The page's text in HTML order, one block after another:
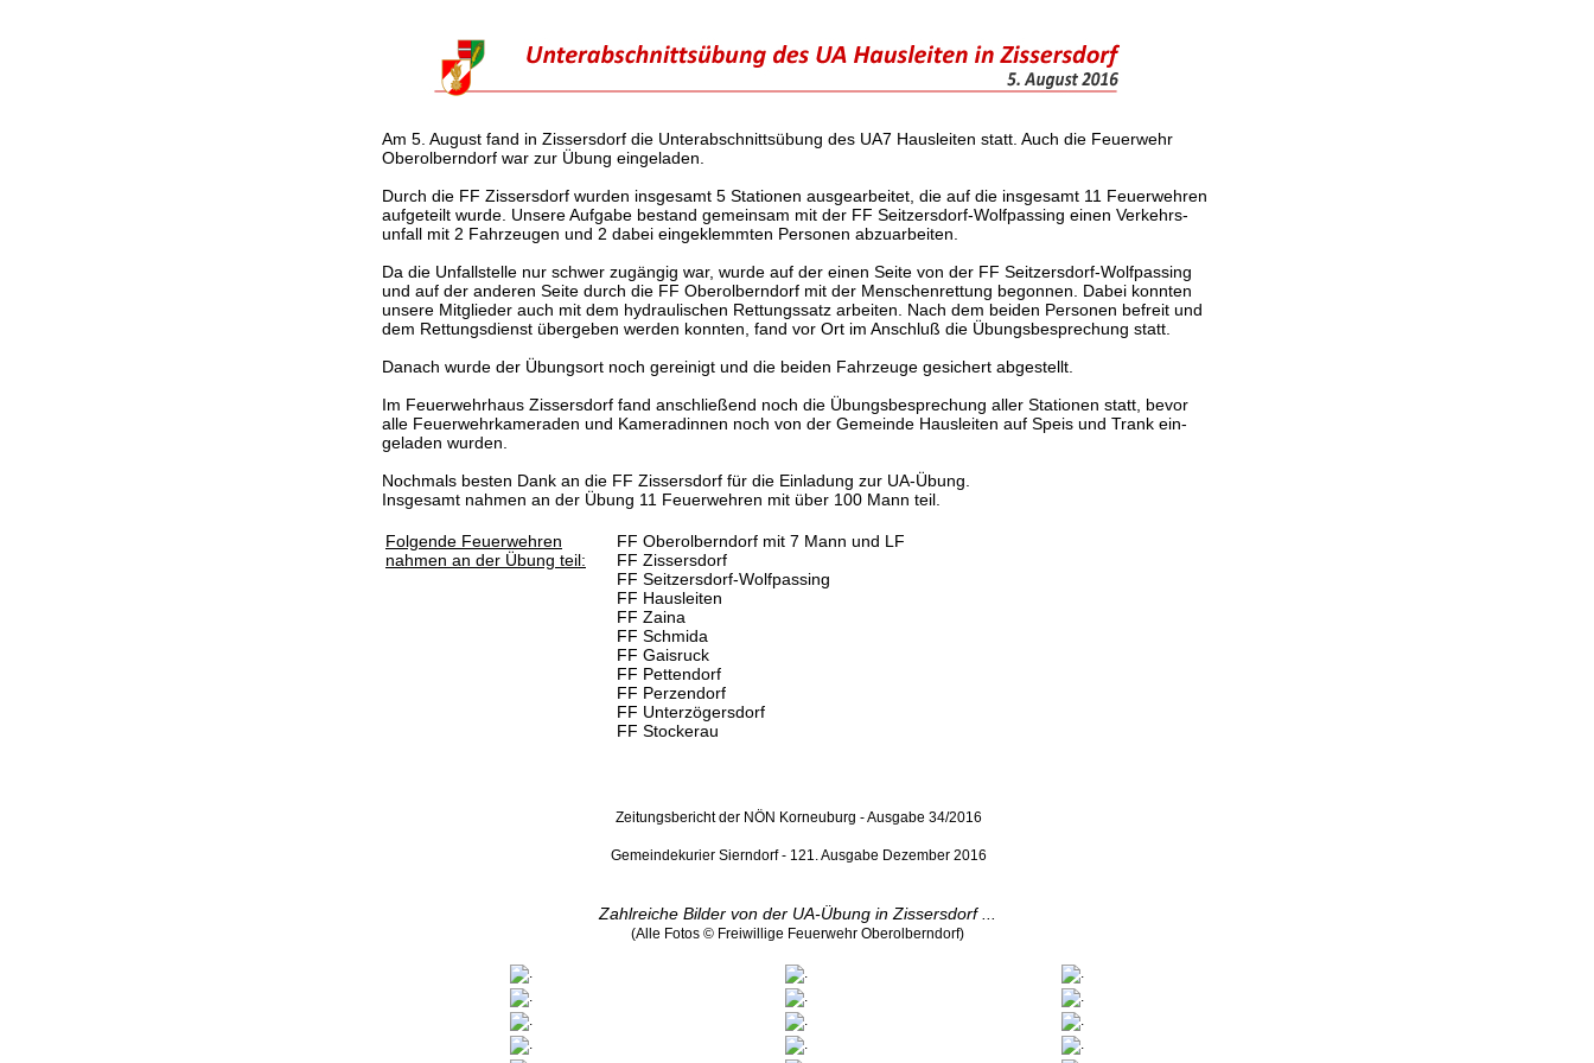
Am 5. August fand in Zissersdorf die Unterabschnittsübung des UA7 Hausleiten statt. Auch die Feuerwehr
Oberolberndorf war zur Übung eingeladen.
Durch die FF Zissersdorf wurden insgesamt 5 Stationen ausgearbeitet, die auf die insgesamt 11 Feuerwehren
aufgeteilt wurde. Unsere Aufgabe bestand gemeinsam mit der FF Seitzersdorf-Wolfpassing einen Verkehrs-
unfall mit 2 Fahrzeugen und 2 dabei eingeklemmten Personen abzuarbeiten.
Da die Unfallstelle nur schwer zugängig war, wurde auf der einen Seite von der FF Seitzersdorf-Wolfpassing
und auf der anderen Seite durch die FF Oberolberndorf mit der Menschenrettung begonnen. Dabei konnten
unsere Mitglieder auch mit dem hydraulischen Rettungssatz arbeiten. Nach dem beiden Personen befreit und
dem Rettungsdienst übergeben werden konnten, fand vor Ort im Anschluß die Übungsbesprechung statt.
Danach wurde der Übungsort noch gereinigt und die beiden Fahrzeuge gesichert abgestellt.
Im Feuerwehrhaus Zissersdorf fand anschließend noch die Übungsbesprechung aller Stationen statt, bevor
alle Feuerwehrkameraden und Kameradinnen noch von der Gemeinde Hausleiten auf Speis und Trank ein-
geladen wurden.
Nochmals besten Dank an die FF Zissersdorf für die Einladung zur UA-Übung.
Insgesamt nahmen an der Übung 11 Feuerwehren mit über 100 Mann teil.
Folgende Feuerwehren
nahmen an der Übung teil:
FF Oberolberndorf mit 7 Mann und LF
FF Zissersdorf
FF Seitzersdorf-Wolfpassing
FF Hausleiten
FF Zaina
FF Schmida
FF Gaisruck
FF Pettendorf
FF Perzendorf
FF Unterzögersdorf
FF Stockerau
Zeitungsbericht der NÖN Korneuburg - Ausgabe 34/2016
Gemeindekurier Sierndorf - 121. Ausgabe Dezember 2016
Zahlreiche Bilder von der UA-Übung in Zissersdorf ...
(Alle Fotos © Freiwillige Feuerwehr Oberolberndorf)